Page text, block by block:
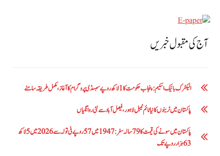
آج کی مقبول خبریں
الیکٹرک بائیک اسکیم: پنجاب حکومت کا1 لاکھ روپے سبسڈی پروگرام کا آغاز ،مکمل طریقہ سامنے
پاکستان میں ٹرینوں کا نیا ٹائم ٹیبل لاہور، فیصل آباد سے نئی روانگیاں
پاکستان میں سونے کی قیمت کا 79 سالہ سفر: 1947 میں 57 روپے فی تولہ سے 2026 میں 5 لاکھ
63 ہزار روپے تک